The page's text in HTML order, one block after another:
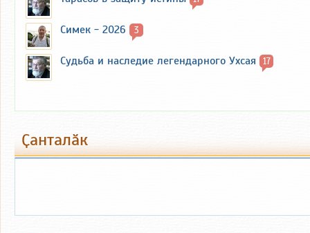
Симек - 2026 3
Судьба и наследие легендарного Ухсая 17
Ҫанталӑк